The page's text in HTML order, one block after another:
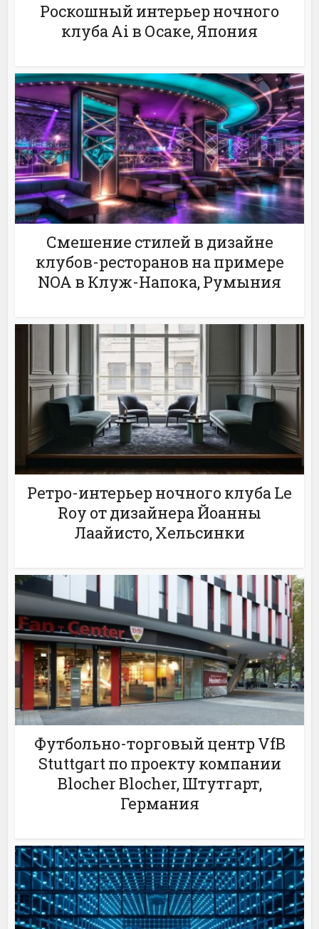
Роскошный интерьер ночного
клуба Ai в Осаке, Япония
Смешение стилей в дизайне
клубов-ресторанов на примере
NOA в Клуж-Напока, Румыния
Ретро-интерьер ночного клуба Le
Roy от дизайнера Йоанны
Лаайисто, Хельсинки
Футбольно-торговый центр VfB
Stuttgart по проекту компании
Blocher Blocher, Штутгарт,
Германия